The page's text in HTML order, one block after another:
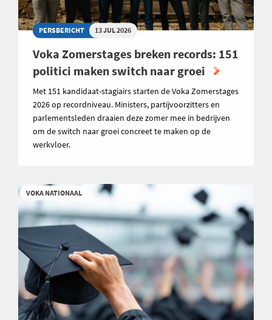
PERSBERICHT 13 JUL 2026
Voka Zomerstages breken records: 151
politici maken switch naar groei
Met 151 kandidaat-stagiairs starten de Voka Zomerstages
2026 op recordniveau. Ministers, partijvoorzitters en
parlementsleden draaien deze zomer mee in bedrijven
om de switch naar groei concreet te maken op de
werkvloer.
VOKA NATIONAAL